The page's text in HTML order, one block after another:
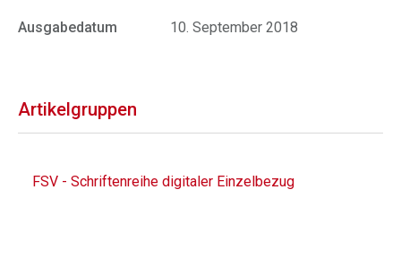
Ausgabedatum 10. September 2018
Artikelgruppen
FSV - Schriftenreihe digitaler Einzelbezug